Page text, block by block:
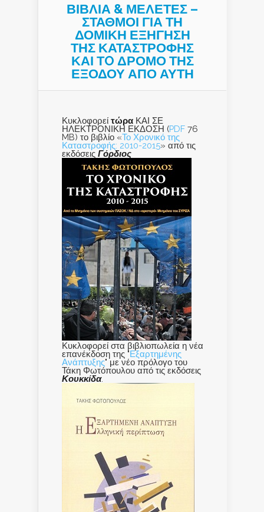
ΒΙΒΛΙΑ & ΜΕΛΕΤΕΣ –
ΣΤΑΘΜΟΙ ΓΙΑ ΤΗ
ΔΟΜΙΚΗ ΕΞΗΓΗΣΗ
ΤΗΣ ΚΑΤΑΣΤΡΟΦΗΣ
ΚΑΙ ΤO ΔΡΟΜΟ ΤΗΣ
ΕΞΟΔΟΥ ΑΠΟ ΑΥΤΗ
Κυκλοφορεί τώρα ΚΑΙ ΣΕ
ΗΛΕΚΤΡΟΝΙΚΗ ΕΚΔΟΣΗ (PDF 76
MB) το βιβλίο «Το Χρονικό της
Καταστροφής: 2010-2015» από τις
εκδόσεις Γόρδιος
Κυκλοφορεί στα βιβλιοπωλεία η νέα
επανέκδοση της "Εξαρτημένης
Ανάπτυξης" με νέο πρόλογο του
Τάκη Φωτόπουλου από τις εκδόσεις
Κουκκίδα.